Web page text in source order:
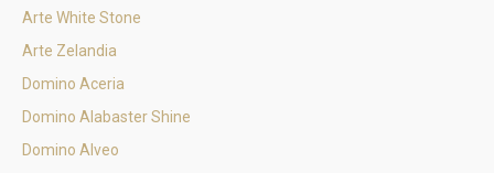
Arte White Stone
Arte Zelandia
Domino Aceria
Domino Alabaster Shine
Domino Alveo